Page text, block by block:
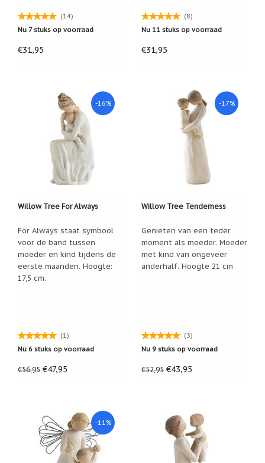
Cadeau
inpakservice
Uitleg
moment?
leven
webshop
(door
Jade
Jong)
Een
rouw:
woorden
(14)
Nu 7 stuks op voorraad
€31,95
(8)
Nu 11 stuks op voorraad
€31,95
-16%
Willow Tree For Always
For Always staat symbool
voor de band tussen
moeder en kind tijdens de
eerste maanden. Hoogte:
17,5 cm.
(1)
Nu 6 stuks op voorraad
€56,95 €47,95
-17%
Willow Tree Tenderness
Genieten van een teder
moment als moeder. Moeder
met kind van ongeveer
anderhalf. Hoogte 21 cm
(3)
Nu 9 stuks op voorraad
€52,95 €43,95
-11%